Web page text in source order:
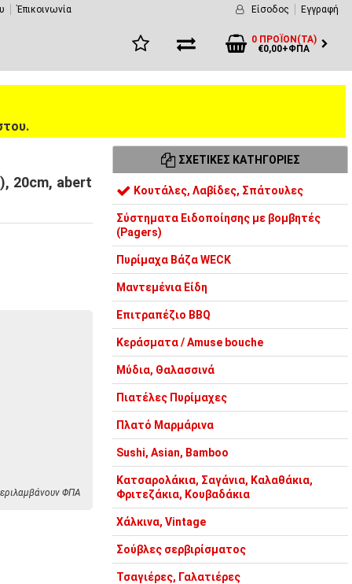
Έπικοινωνία Είσοδος Εγγραφή
0 ΠΡΟΪΌΝ(ΤΑ)
€0,00+ΦΠΑ
20cm, abert
ΦΠΑ
ΣΧΕΤΙΚΈΣ ΚΑΤΗΓΟΡΊΕΣ
Κουτάλες, Λαβίδες, Σπάτουλες
Σύστηματα Ειδοποίησης με βομβητές
(Pagers)
Πυρίμαχα Βάζα WECK
Μαντεμένια Είδη
Επιτραπέζιο BBQ
Κεράσματα / Amuse bouche
Μύδια, Θαλασσινά
Πιατέλες Πυρίμαχες
Πλατό Μαρμάρινα
Sushi, Asian, Bamboo
Κατσαρολάκια, Σαγάνια, Καλαθάκια,
Φριτεζάκια, Κουβαδάκια
Χάλκινα, Vintage
Σούβλες σερβιρίσματος
Τσαγιέρες, Γαλατιέρες